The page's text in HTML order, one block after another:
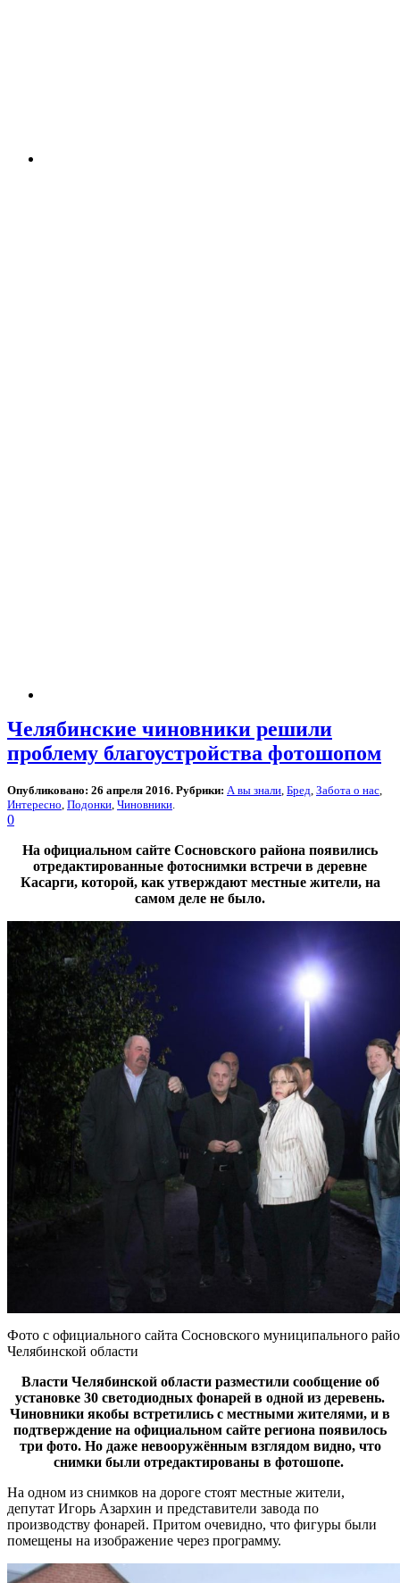
Челябинские чиновники решили
проблему благоустройства фотошопом
Опубликовано: 26 апреля 2016. Рубрики: А вы знали Бред Забота о нас
Интересно Подонки Чиновники
0
На официальном сайте Сосновского района появились
отредактированные фотоснимки встречи в деревне
Касарги, которой, как утверждают местные жители, на
самом деле не было.
Фото с официального сайта Сосновского муниципального
Челябинской области
Власти Челябинской области разместили сообщение об
установке 30 светодиодных фонарей в одной из деревень.
Чиновники якобы встретились с местными жителями, и в
подтверждение на официальном сайте региона появилось
три фото. Но даже невооружённым взглядом видно, что
снимки были отредактированы в фотошопе.
На одном из снимков на дороге стоят местные жители,
депутат Игорь Азархин и представители завода по
производству фонарей. Притом очевидно, что фигуры были
помещены на изображение через программу.